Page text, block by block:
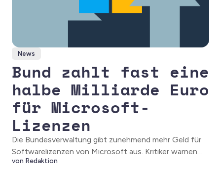
News
Bund zahlt fast eine
halbe Milliarde Euro
für Microsoft-
Lizenzen
Die Bundesverwaltung gibt zunehmend mehr Geld für
Softwarelizenzen von Microsoft aus. Kritiker warnen
vor finanzieller Abhängigkeit und möglichen
von Redaktion